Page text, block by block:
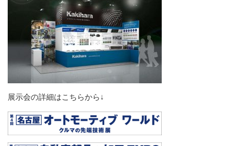
金属表面処理技術
塗装技術
生産システム
樹脂製品 一貫生産システム
トータル・エンジニアリング・システム
品質管理
展示会の詳細はこちらから↓